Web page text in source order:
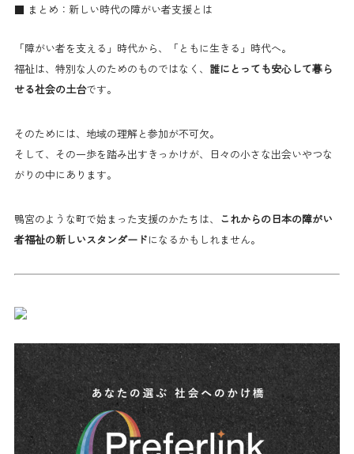
■ まとめ：新しい時代の障がい者支援とは
「障がい者を支える」時代から、「ともに生きる」時代へ。
福祉は、特別な人のためのものではなく、 誰にとっても安心して暮ら
せる社会の土台です。
そのためには、地域の理解と参加が不可欠。
そして、その一歩を踏み出すきっかけが、日々の小さな出会いやつな
がりの中にあります。
鴨宮のような町で始まった支援のかたちは、
これからの日本の障がい
者福祉の新しいスタンダードになるかもしれません。